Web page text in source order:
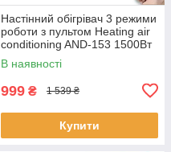
Настінний обігрівач 3 режими
роботи з пультом Heating air
conditioning AND-153 1500Вт
В наявності
999 ₴ 1 539 ₴
Купити